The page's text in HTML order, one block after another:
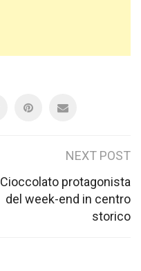
NEXT POST
Cioccolato protagonista
del week-end in centro
storico